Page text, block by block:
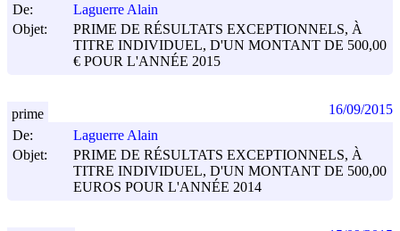
De:
Laguerre Alain
Objet:
PRIME DE RÉSULTATS EXCEPTIONNELS, À
TITRE INDIVIDUEL, D'UN MONTANT DE 500,00
€ POUR L'ANNÉE 2015
De:
Laguerre Alain
Objet:
PRIME DE RÉSULTATS EXCEPTIONNELS, À
TITRE INDIVIDUEL, D'UN MONTANT DE 500,00
EUROS POUR L'ANNÉE 2014
prime 16/09/2015